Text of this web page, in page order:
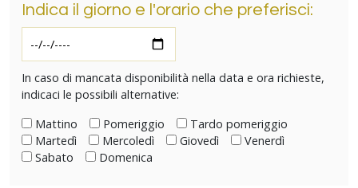
Indica il giorno e l'orario che preferisci:
In caso di mancata disponibilità nella data e ora richieste,
indicaci le possibili alternative:
Mattino
Pomeriggio
Tardo pomeriggio
Martedì
Mercoledì Giovedì
Venerdì
Sabato
Domenica